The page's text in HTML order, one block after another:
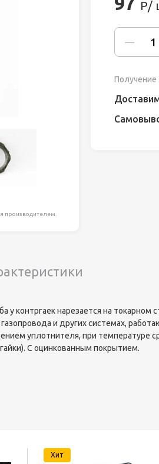
производителем.
Р/
Получение
контргаек нарезается на
и других системах,
уплотнителя, при
С оцинкованным покрытием.
Хит